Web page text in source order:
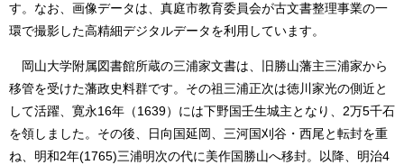
す。なお、画像データは、真庭市教育委員会が古文書整理事業の一
環で撮影した高精細デジタルデータを利用しています。
岡山大学附属図書館所蔵の三浦家文書は、旧勝山藩主三浦家から
移管を受けた藩政史料群です。その祖三浦正次は徳川家光の側近と
して活躍、寛永16年（1639）には下野国壬生城主となり、2万5千石
を領しました。その後、日向国延岡、三河国刈谷・西尾と転封を重
ね、明和2年(1765)三浦明次の代に美作国勝山へ移封。以降、明治4